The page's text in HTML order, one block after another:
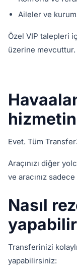
Aileler ve
Özel VIP talepleri
üzerine mevcuttur.
Evet. Tüm
Araçınızı diğer
ve aracınız
Nasıl
Transferinizi
yapabilirsiniz: